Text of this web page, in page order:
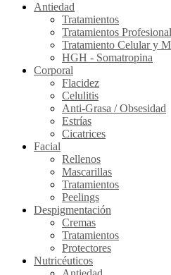
Antiedad
Tratamientos
Tratamientos Profesional
Tratamiento Celular y
HGH - Somatropina
Corporal
Flacidez
Celulitis
Anti-Grasa / Obsesidad
Estrías
Cicatrices
Facial
Rellenos
Mascarillas
Tratamientos
Peelings
Despigmentación
Cremas
Tratamientos
Protectores
Nutricéuticos